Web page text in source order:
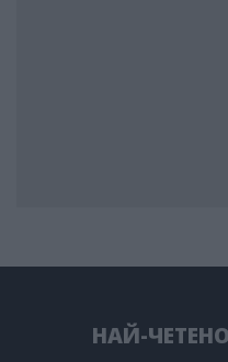
НАЙ-